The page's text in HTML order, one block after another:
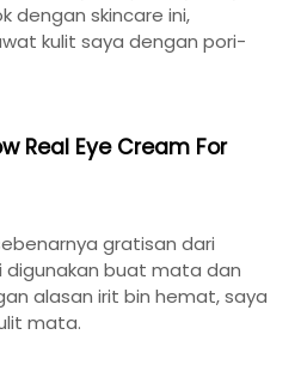
dengan skincare ini,
kulit saya dengan pori-
Real Eye Cream For
gratisan dari
digunakan buat mata dan
alasan irit bin hemat, saya
mata.